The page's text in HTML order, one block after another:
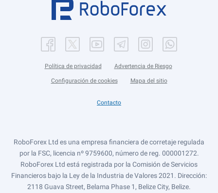
Política de privacidad Advertencia de Riesgo
Configuración de cookies Mapa del sitio
Contacto
RoboForex Ltd es una empresa financiera de corretaje regulada
por la FSC, licencia nº 9759600, número de reg. 000001272.
RoboForex Ltd está registrada por la Comisión de Servicios
Financieros bajo la Ley de la Industria de Valores 2021. Dirección:
2118 Guava Street, Belama Phase 1, Belize City, Belize.